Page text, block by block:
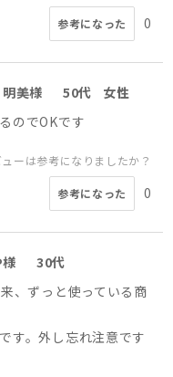
参考になった 0
美様 50代
女性
のでOKです
ーは参考になりましたか？
参考になった 0
30代
、ずっと使っている商
す。外し忘れ注意です